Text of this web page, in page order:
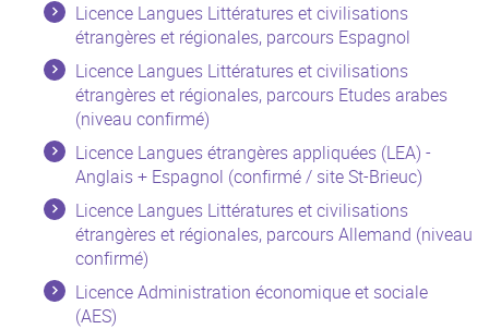
Licence Langues Littératures et civilisations
étrangères et régionales, parcours Espagnol
Licence Langues Littératures et civilisations
étrangères et régionales, parcours Etudes arabes
(niveau confirmé)
Licence Langues étrangères appliquées (LEA) -
Anglais + Espagnol (confirmé / site St-Brieuc)
Licence Langues Littératures et civilisations
étrangères et régionales, parcours Allemand (niveau
confirmé)
Licence Administration économique et sociale
(AES)